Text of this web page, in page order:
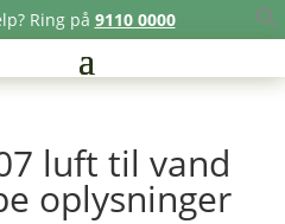
Ring på 9110 0000
luft til vand
oplysninger